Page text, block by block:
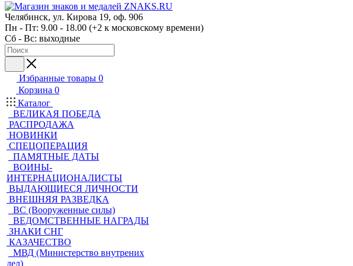
Челябинск, ул. Кирова 19, оф. 906
Пн - Пт: 9.00 - 18.00 (+2 к московскому времени)
Сб - Вс: выходные
Избранные товары 0
Корзина 0
Каталог
ВЕЛИКАЯ ПОБЕДА
РАСПРОДАЖА
НОВИНКИ
СПЕЦОПЕРАЦИЯ
ПАМЯТНЫЕ ДАТЫ
ВОИНЫ-
ИНТЕРНАЦИОНАЛИСТЫ
ВЫДАЮЩИЕСЯ ЛИЧНОСТИ
ВНЕШНЯЯ РАЗВЕДКА
ВС (Вооруженные силы)
ВЕДОМСТВЕННЫЕ НАГРАДЫ
ЗНАКИ СНГ
КАЗАЧЕСТВО
МВД (Министерство внутрених
дел)